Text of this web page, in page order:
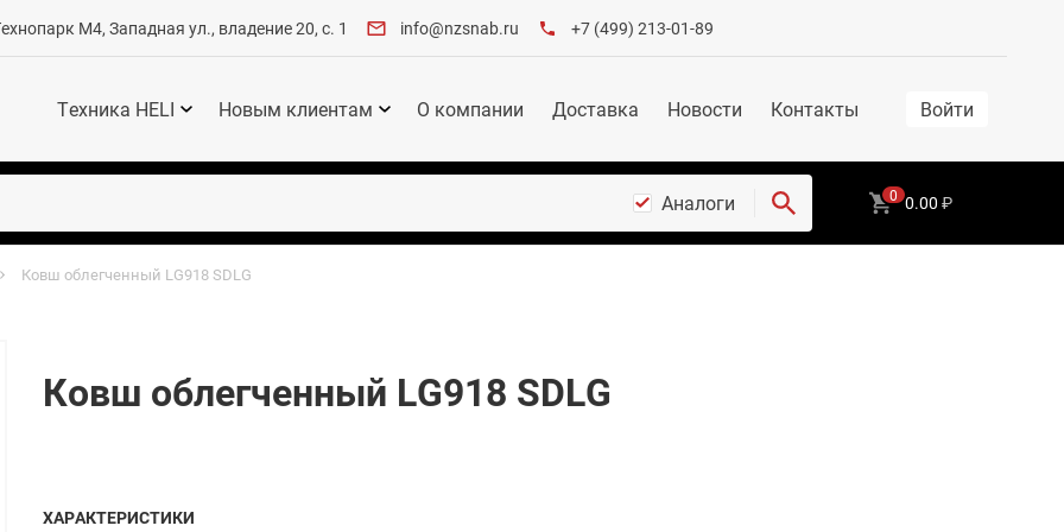
М4, Западная ул., владение 20, с. 1 info@nzsnab.ru +7 (499) 213-01-89
Техника HELI Новым клиентам О компании Доставка Новости Контакты Войти
Аналоги 0 0.00 ₽
Ковш облегченный LG918 SDLG
Ковш облегченный LG918 SDLG
ХАРАКТЕРИСТИКИ